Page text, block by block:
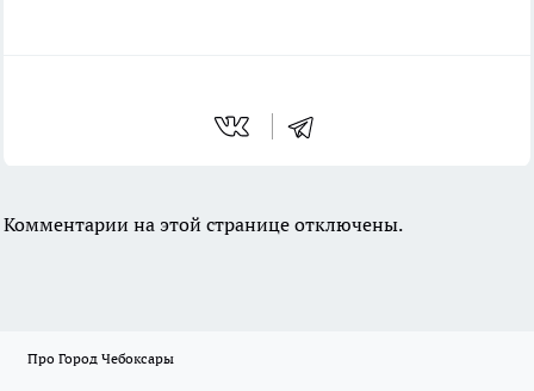
Комментарии на этой странице отключены.
Про Город Чебоксары